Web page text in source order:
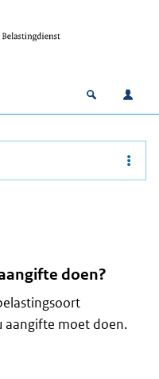
Open
doen?
aangifte moet doen.